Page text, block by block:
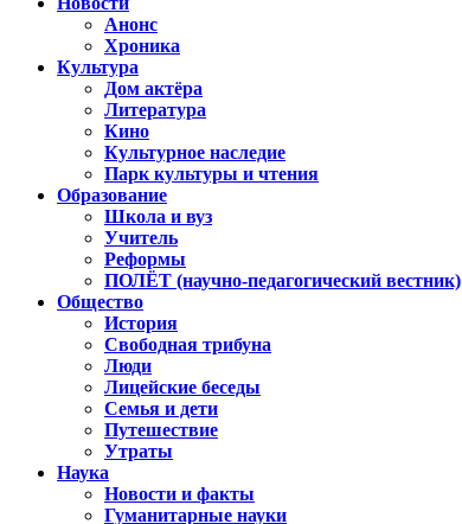
Анонс
Хроника
Культура
Дом актёра
Литература
Кино
Культурное наследие
Парк культуры и чтения
Образование
Школа и вуз
Учитель
Реформы
ПОЛЁТ (научно-педагогический вестник)
Общество
История
Свободная трибуна
Люди
Лицейские беседы
Семья и дети
Путешествие
Утраты
Наука
Новости и факты
Гуманитарные науки